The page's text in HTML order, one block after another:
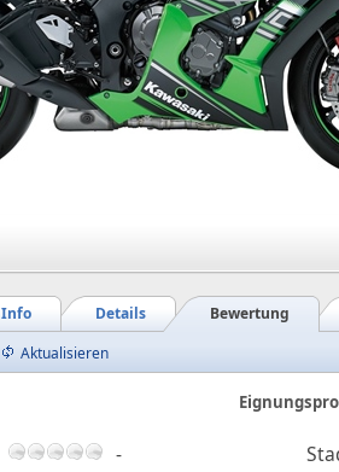
Bewertung
Details
Info
Aktualisieren
-